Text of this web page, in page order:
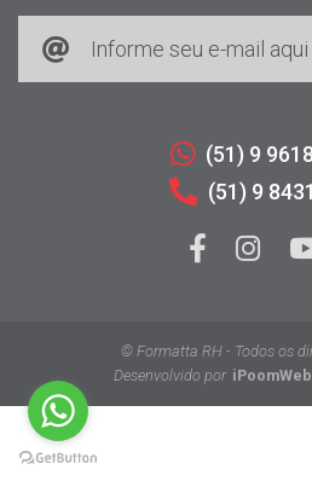
(51) 9
(51) 9
© Formatta RH - Todos os
Desenvolvido por